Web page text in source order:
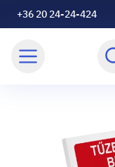
+36 20 24-24-424